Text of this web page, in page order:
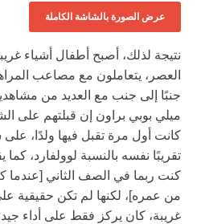
عرض الصورة بالشاشة الكاملة
نتيجة لذلك، أصبح أطفال أشياء
العصر، يتعاملون مع مصاعب
جنبًا إلى جنب مع العديد من
ميلي بوبي براون إن قبلتهم على
كانت أول مرة تقبل فيها ولدًا، على
تقريبًا نفسه بالنسبة لوولفارد،
كنت ربما في الصف الثاني [عندما
من عمره]، لكنها لم تكن حقيقية
غريبة، كان يركز فقط على أداء